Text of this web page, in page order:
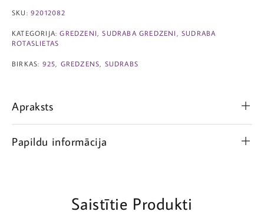
SKU: 92012082
KATEGORIJA:GREDZENI ,SUDRABA GREDZENI ,SUDRABA
ROTASLIETAS
BIRKAS: 925 GREDZENS SUDRABS
Apraksts
Papildu informācija
Saistītie Produkti